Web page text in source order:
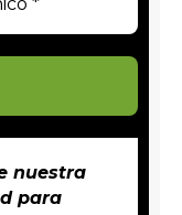
nuestra
para